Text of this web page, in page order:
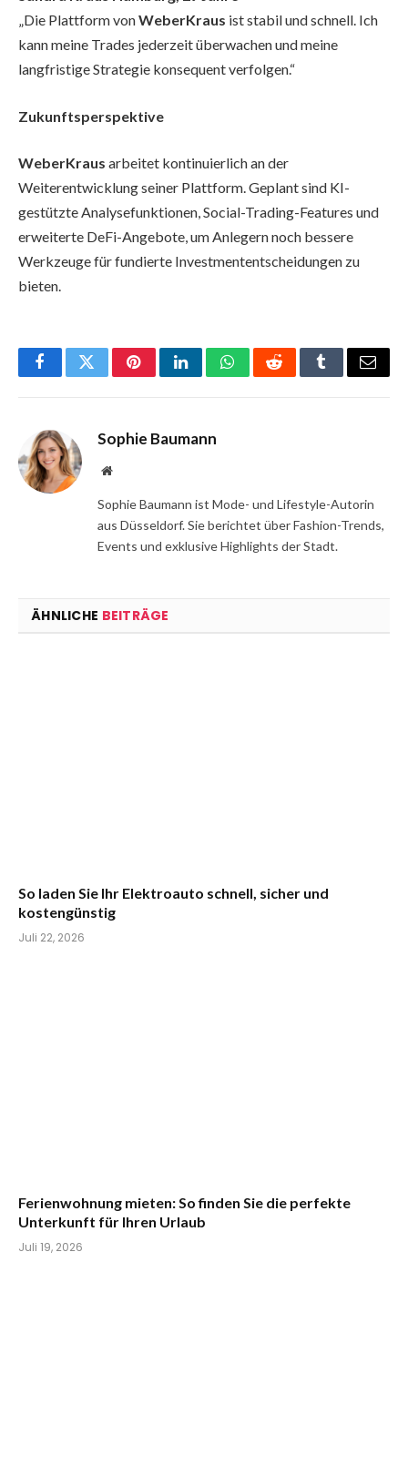
„Die Plattform vonWeberKraus ist stabil und schnell. Ich
kann meine Trades jederzeit überwachen und meine
langfristige Strategie konsequent verfolgen.“
Zukunftsperspektive
WeberKraus arbeitet kontinuierlich an der
Weiterentwicklung seiner Plattform. Geplant sind KI-
gestützte Analysefunktionen, Social-Trading-Features und
erweiterte DeFi-Angebote, um Anlegern noch bessere
Werkzeuge für fundierte Investmententscheidungen zu
bieten.
FacebookTwitterPinterestLinkedInWhatsAppRedditTumblrEmail
Sophie Baumann
Website
Sophie Baumann ist Mode- und Lifestyle-Autorin
aus Düsseldorf. Sie berichtet über Fashion-Trends,
Events und exklusive Highlights der Stadt.
ÄHNLICHE BEITRÄGE
So laden Sie Ihr Elektroauto schnell, sicher und
kostengünstig
Juli 22, 2026
Ferienwohnung mieten: So finden Sie die perfekte
Unterkunft für Ihren Urlaub
Juli 19, 2026